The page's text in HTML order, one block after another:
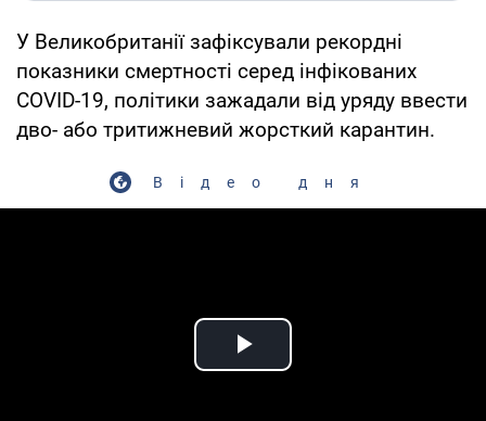
У Великобританії зафіксували рекордні
показники смертності серед інфікованих
COVID-19, політики зажадали від уряду ввести
дво- або тритижневий жорсткий карантин.
Відео дня
Play Video